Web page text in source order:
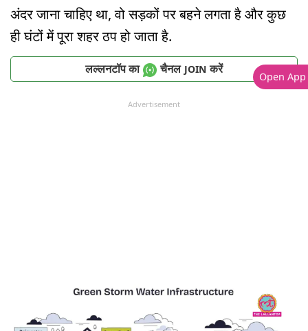
अंदर जाना चाहिए था, वो सड़कों पर बहने लगता है और कुछ
ही घंटों में पूरा शहर ठप हो जाता है.
लल्लनटॉप का चैनल JOIN करें
Advertisement
Open App